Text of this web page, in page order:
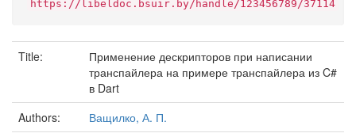
https://libeldoc.bsuir.by/handle/123456789/37114
Title:
Применение дескрипторов при написании
транспайлера на примере транспайлера из C#
в Dart
Authors:
Ващилко, А. П.